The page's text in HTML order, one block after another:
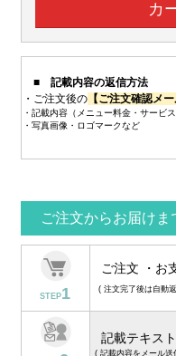
■ 記載内容の返信方法
・ご注文後の【ご注文確認メー
・記載内容（メニュー料金・サービ
・写真画像・ロゴマークなど
ご注文からお届けま
STEP1
ご注文 ・お
( 注文完了後は自動
記載テキス
( 記載内容をメール送